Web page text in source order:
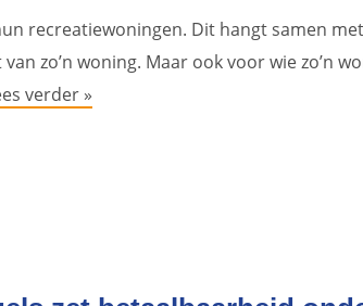
recreatiewoningen. Dit hangt samen
zo’n woning. Maar ook voor wie zo’n
verder »